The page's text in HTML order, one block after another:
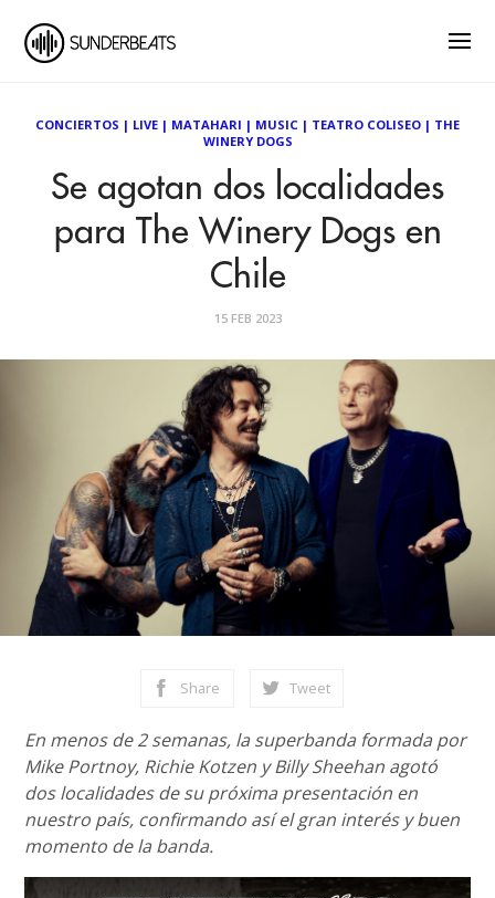
CONCIERTOS | LIVE | MATAHARI | MUSIC | TEATRO COLISEO | THE
WINERY DOGS
Se agotan dos localidades
para The Winery Dogs en
Chile
15 FEB 2023
Share Tweet
En menos de 2 semanas, la superbanda formada por
Mike Portnoy, Richie Kotzen y Billy Sheehan agotó
dos localidades de su próxima presentación en
nuestro país, confirmando así el gran interés y buen
momento de la banda.